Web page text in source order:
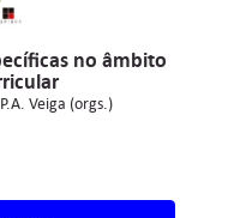
no âmbito
Veiga (orgs.)